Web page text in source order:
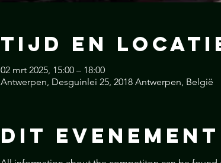
Tijd en
02 mrt 2025, 15:00 – 18:00
Antwerpen, Desguinlei 25, 2018 Antwerpen, België
Dit